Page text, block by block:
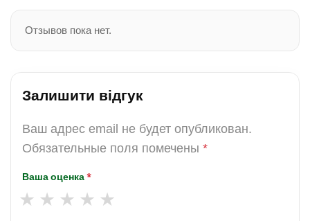
Отзывов пока нет.
Залишити відгук
Ваш адрес email не будет опубликован.
Обязательные поля помечены *
Ваша оценка*